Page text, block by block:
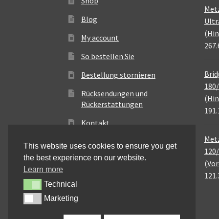
Blog
My account
So bestellen Sie
Bestellung stornieren
Rücksendungen und
Rückerstattungen
Kontakt
This website uses cookies to ensure you get
the best experience on our website.
Learn more
TechnicalTechnical
MarketingMarketing